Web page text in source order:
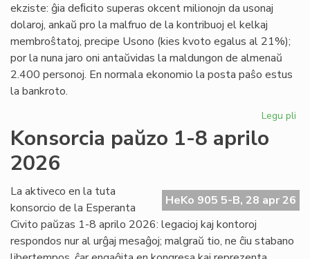
ekziste: ĝia deﬁcito superas okcent milionojn da usonaj
dolaroj, ankaŭ pro la malfruo de la kontribuoj el kelkaj
membroŝtatoj, precipe Usono (kies kvoto egalus al 21%);
por la nuna jaro oni antaŭvidas la maldungon de almenaŭ
2.400 personoj. En normala ekonomio la posta paŝo estus
la bankroto.
Legu pli
Konsorcia paŭzo 1-8 aprilo
2026
HeKo 905 5-B, 28 apr 26
La aktiveco en la tuta
konsorcio de la Esperanta
Civito paŭzas 1-8 aprilo 2026: legacioj kaj kontoroj
respondos nur al urĝaj mesaĝoj; malgraŭ tio, ne ĉiu stabano